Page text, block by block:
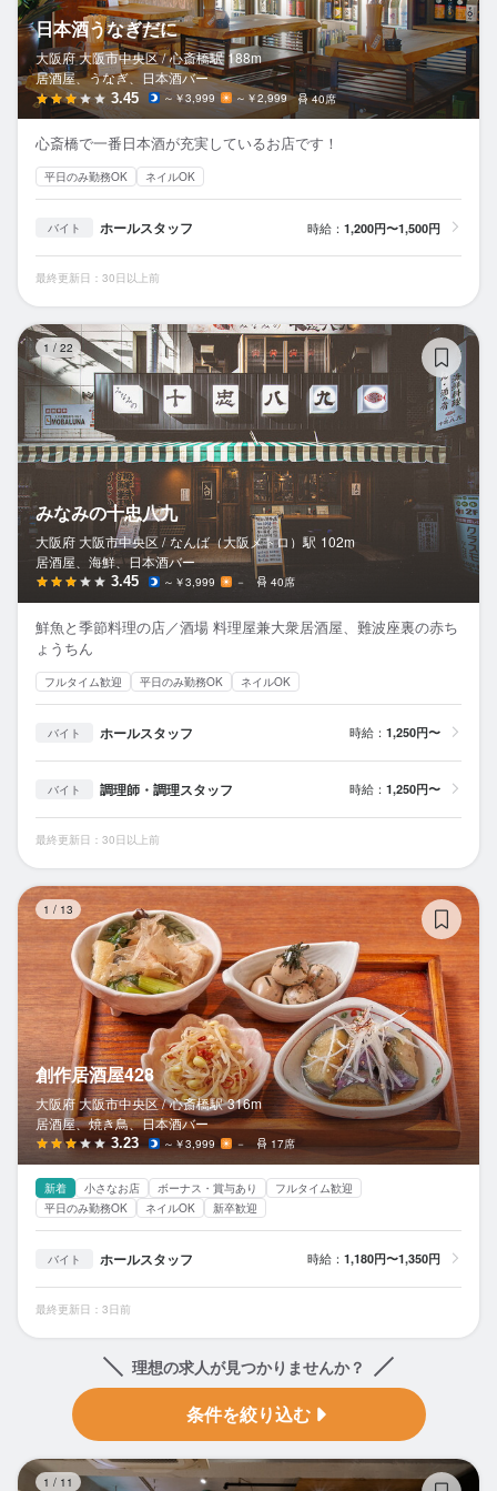
日本酒うなぎだに
大阪府 大阪市中央区 / 心斎橋駅 188m
居酒屋、うなぎ、日本酒バー
3.45 ～￥3,999 ～￥2,999 40席
心斎橋で一番日本酒が充実しているお店です！
平日のみ勤務OK ネイルOK
バイト ホールスタッフ 時給： 1,200円〜1,500円
最終更新日：30日以上前
1 / 22
みなみの十忠八九
大阪府 大阪市中央区 / なんば（大阪メトロ） 駅 102m
居酒屋、海鮮、日本酒バー
3.45 ～￥3,999 － 40席
鮮魚と季節料理の店／酒場 料理屋兼大衆居酒屋、難波座裏の赤ち
ょうちん
フルタイム歓迎 平日のみ勤務OK ネイルOK
バイト ホールスタッフ 時給： 1,250円〜
バイト 調理師・調理スタッフ 時給： 1,250円〜
最終更新日：30日以上前
1 / 13
創作居酒屋428
大阪府 大阪市中央区 / 心斎橋駅 316m
居酒屋、焼き鳥、日本酒バー
3.23 ～￥3,999 － 17席
新着 小さなお店 ボーナス・賞与あり
フルタイム歓迎
平日のみ勤務OK
ネイルOK 新卒歓迎
バイト ホールスタッフ 時給： 1,180円〜1,350円
最終更新日：3日前
理想の求人が見つかりませんか？
条件を絞り込む
1 / 11